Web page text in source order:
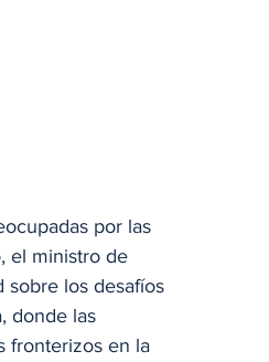
por las
el ministro de
sobre los desafíos
donde las
fronterizos en la